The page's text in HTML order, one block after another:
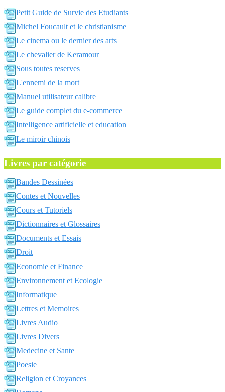
Petit Guide de Survie des Etudiants
Michel Foucault et le christianisme
Le cinema ou le dernier des arts
Le chevalier de Keramour
Sous toutes reserves
L'ennemi de la mort
Manuel utilisateur calibre
Le guide complet du e-commerce
Intelligence artificielle et education
Le miroir chinois
Livres par catégorie
Bandes Dessinées
Contes et Nouvelles
Cours et Tutoriels
Dictionnaires et Glossaires
Documents et Essais
Droit
Economie et Finance
Environnement et Ecologie
Informatique
Lettres et Memoires
Livres Audio
Livres Divers
Medecine et Sante
Poesie
Religion et Croyances